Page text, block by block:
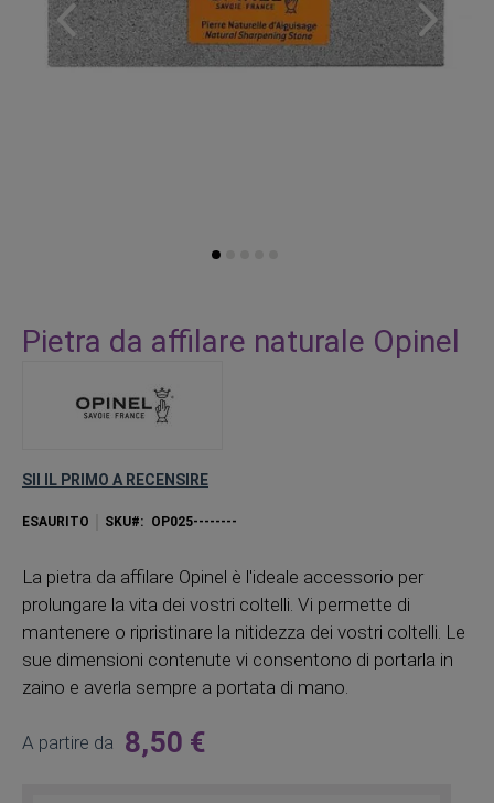
all'inizio
della
Pietra da affilare naturale Opinel
SII IL PRIMO A RECENSIRE
ESAURITO SKU OP025--------
La pietra da affilare Opinel è l'ideale accessorio per
prolungare la vita dei vostri coltelli. Vi permette di
mantenere o ripristinare la nitidezza dei vostri coltelli. Le
sue dimensioni contenute vi consentono di portarla in
zaino e averla sempre a portata di mano.
A partire da 8,50 €